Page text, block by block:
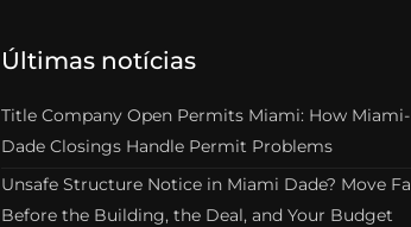
Últimas notícias
Title Company Open Permits Miami: How Miami-
Dade Closings Handle Permit Problems
Unsafe Structure Notice in Miami Dade? Move
Before the Building, the Deal, and Your Budget